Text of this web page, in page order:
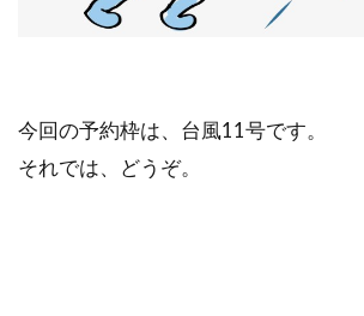
今回の予約枠は、台風11号です。
それでは、どうぞ。